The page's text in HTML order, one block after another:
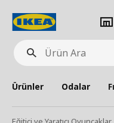
Ürün
Ara
Ürünler Odalar